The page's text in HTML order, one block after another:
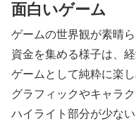
面白いゲーム
ゲームの世界観が素晴
資金を集める様子は、
ゲームとして純粋に楽
グラフィックやキャラ
ハイライト部分が少な